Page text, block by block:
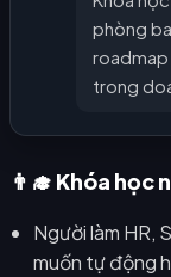
phòng
roadmap
trong
👨‍🎓 Khóa học
Người làm HR,
muốn tự động